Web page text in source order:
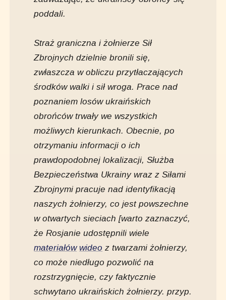
poddali.
Straż graniczna i żołnierze Sił
Zbrojnych dzielnie bronili się,
zwłaszcza w obliczu przytłaczających
środków walki i sił wroga. Prace nad
poznaniem losów ukraińskich
obrońców trwały we wszystkich
możliwych kierunkach. Obecnie, po
otrzymaniu informacji o ich
prawdopodobnej lokalizacji, Służba
Bezpieczeństwa Ukrainy wraz z Siłami
Zbrojnymi pracuje nad identyfikacją
naszych żołnierzy, co jest powszechne
w otwartych sieciach [warto zaznaczyć,
że Rosjanie udostępnili wiele
materiałów wideo z twarzami żołnierzy,
co może niedługo pozwolić na
rozstrzygnięcie, czy faktycznie
schwytano ukraińskich żołnierzy. przyp.